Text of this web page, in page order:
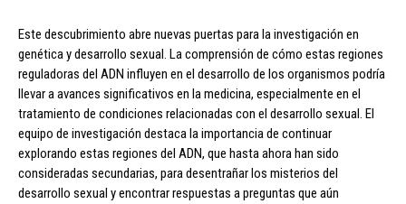
Este descubrimiento abre nuevas puertas para la investigación en
genética y desarrollo sexual. La comprensión de cómo estas regiones
reguladoras del ADN influyen en el desarrollo de los organismos podría
llevar a avances significativos en la medicina, especialmente en el
tratamiento de condiciones relacionadas con el desarrollo sexual. El
equipo de investigación destaca la importancia de continuar
explorando estas regiones del ADN, que hasta ahora han sido
consideradas secundarias, para desentrañar los misterios del
desarrollo sexual y encontrar respuestas a preguntas que aún